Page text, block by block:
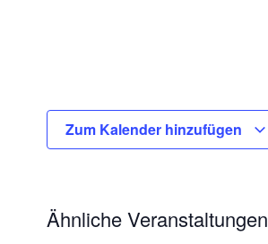
Zum Kalender hinzufügen
Ähnliche Veranstaltungen